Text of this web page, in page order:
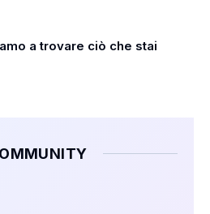
a trovare ciò che stai